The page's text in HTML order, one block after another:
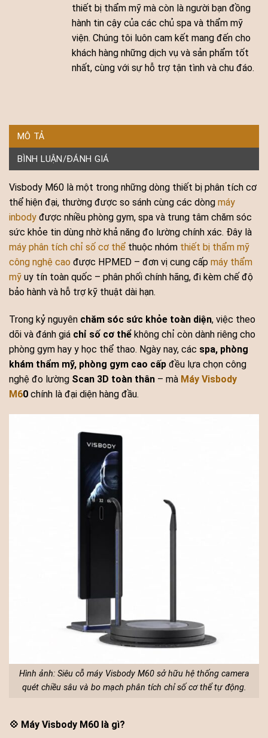
thiết bị thẩm mỹ mà còn là người bạn đồng
hành tin cậy của các chủ spa và thẩm mỹ
viện. Chúng tôi luôn cam kết mang đến cho
khách hàng những dịch vụ và sản phẩm tốt
nhất, cùng với sự hỗ trợ tận tình và chu đáo.
MÔ TẢ
BÌNH LUẬN/ĐÁNH GIÁ
Visbody M60 là một trong những dòng thiết bị phân tích cơ
thể hiện đại, thường được so sánh cùng các dòng máy
inbody được nhiều phòng gym, spa và trung tâm chăm sóc
sức khỏe tin dùng nhờ khả năng đo lường chính xác. Đây là
máy phân tích chỉ số cơ thể thuộc nhóm thiết bị thẩm mỹ
công nghệ cao được HPMED – đơn vị cung cấp máy thẩm
mỹ uy tín toàn quốc – phân phối chính hãng, đi kèm chế độ
bảo hành và hỗ trợ kỹ thuật dài hạn.
Trong kỷ nguyên chăm sóc sức khỏe toàn diện, việc theo
dõi và đánh giá chỉ số cơ thể không chỉ còn dành riêng cho
phòng gym hay y học thể thao. Ngày nay, các spa, phòng
khám thẩm mỹ, phòng gym cao cấp đều lựa chọn công
nghệ đo lường Scan 3D toàn thân – mà Máy Visbody
M60 chính là đại diện hàng đầu.
Hình ảnh: Siêu cỗ máy Visbody M60 sở hữu hệ thống camera
quét chiều sâu và bo mạch phân tích chỉ số cơ thể tự động.
💠 Máy Visbody M60 là gì?